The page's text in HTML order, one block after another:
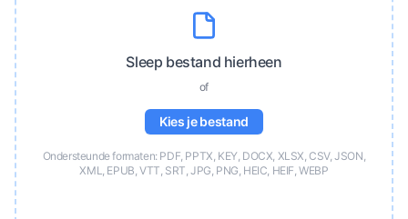
Sleep bestand hierheen
of
Kies je bestand
Ondersteunde formaten: PDF, PPTX, KEY, DOCX, XLSX, CSV, JSON,
XML, EPUB, VTT, SRT, JPG, PNG, HEIC, HEIF, WEBP